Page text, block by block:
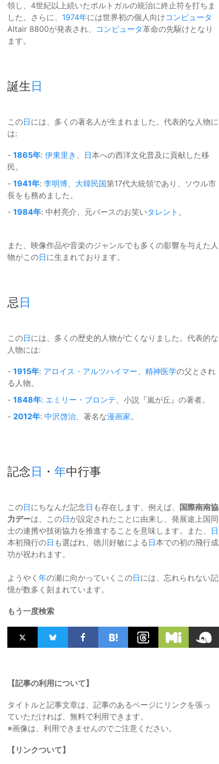
領し、4世紀以上続いたポルトガルの統治に終止符を打ちま
した。さらに、 1974年には世界初の個人向けコンピュータ
Altair 8800が発表され、 コンピュータ革命の先駆けとなり
ます。
誕生日
この日には、多くの著名人が生まれました。代表的な人物に
は:
- 1865年: 伊東里き 、 日本への西洋文化普及に貢献した移
民。
- 1941年: 李明博、 大韓民国第17代大統領であり、ソウル市
長をも務めました。
- 1984年: 中村亮介、元バースのお笑いタレント 。
また、映像作品や音楽のジャンルでも多くの影響を与えた人
物がこの日に生まれております。
忌日
この日には、多くの歴史的人物が亡くなりました。代表的な
人物には:
- 1915年: アロイス・アルツハイマー、 精神医学の父とされ
る人物。
- 1848年: エミリー・ブロンテ、小説『嵐が丘』の著者。
- 2012年: 中沢啓治、著名な漫画家。
記念日 ・ 年中行事
この日にちなんだ記念日 も存在します。例えば、
国際南南協
力デーは、この日が設定されたことに由来し、発展途上国同
士の連携や技術協力を推進することを意味します。また、 日
本初飛行の日 も選ばれ、徳川好敏による 日本での初の飛行成
功が祝われます。
ようやく 年の瀬に向かっていくこの日には、忘れられない記
憶が数多く刻まれています。
もう一度検索
【記事の利用について】
タイトルと記事文章は、記事のあるページにリンクを張っ
ていただければ、無料で利用できます。
※画像は、利用できませんのでご注意ください。
【リンクついて】